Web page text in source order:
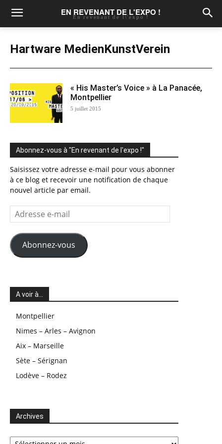
EN REVENANT DE L'EXPO !
En revenant de l\'expo !
Hartware MedienKunstVerein
« His Master’s Voice » à La Panacée,
Montpellier
5 juillet 2015
Abonnez-vous à "En revenant de l'expo !"
Saisissez votre adresse e-mail pour vous abonner
à ce blog et recevoir une notification de chaque
nouvel article par email.
Adresse
e-
mail
Abonnez-vous
A voir à…
Montpellier
Nimes – Arles – Avignon
Aix – Marseille
Sète – Sérignan
Lodève – Rodez
Archives
Archives